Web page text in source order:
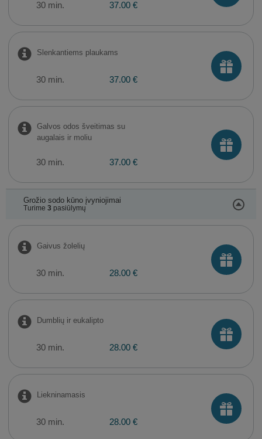
30 min. 37.00 €
Slenkantiems plaukams
30 min. 37.00 €
Galvos odos šveitimas su
augalais ir moliu
30 min. 37.00 €
Grožio sodo kūno įvyniojimai
Turime 3 pasiūlymų
Gaivus žolelių
30 min. 28.00 €
Dumblių ir eukalipto
30 min. 28.00 €
Liekninamasis
30 min. 28.00 €